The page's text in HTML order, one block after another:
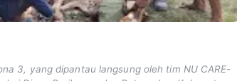
3, yang dipantau langsung oleh tim NU CARE-